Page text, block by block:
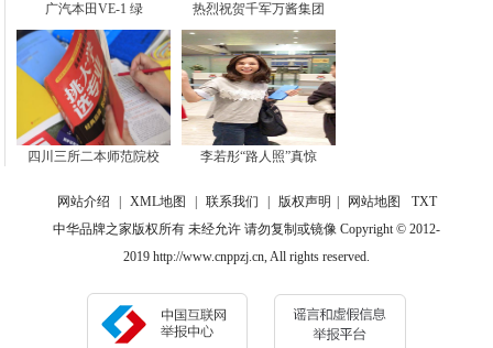
广汽本田VE-1 绿 热烈祝贺千军万酱集团
四川三所二本师范院校 李若彤“路人照”真惊
网站介绍 XML地图 联系我们 版权声明 网站地图
TXT
中华品牌之家版权所有 未经允许 请勿复制或镜像 Copyright © 2012-
2019 http://www.cnppzj.cn, All rights reserved.